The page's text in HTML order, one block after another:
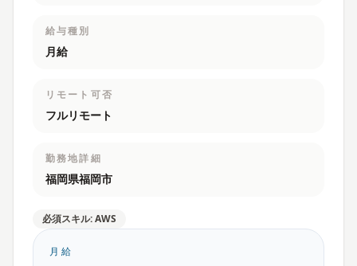
給与種別
月給
リモート可否
フルリモート
勤務地詳細
福岡県福岡市
必須スキル: AWS
月給